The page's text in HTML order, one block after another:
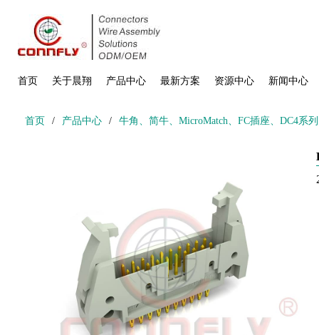
首页 关于晨翔 产品中心 最新方案 资源中心 新闻中心
首页 / 产品中心 / 牛角、简牛、MicroMatch、FC插座、DC4系列